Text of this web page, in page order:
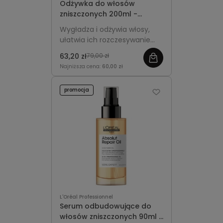
Odżywka do włosów
zniszczonych 200ml -
L'Oréal Professionnel
Absolut Repair Gold
Wygładza i odżywia włosy,
ułatwia ich rozczesywanie
oraz przywraca im miękkość,
elastyczność i zdrowy blask.
63,20 zł79,00 zł
Najniższa cena: 60,00 zł
L'Oréal Professionnel
Serum odbudowujące do
włosów zniszczonych 90ml -
promocja